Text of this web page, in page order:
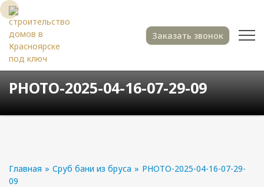
Заказать звонок
PHOTO-2025-04-16-07-29-09
Главная » Сруб бани из бруса » PHOTO-2025-04-16-07-29-
09